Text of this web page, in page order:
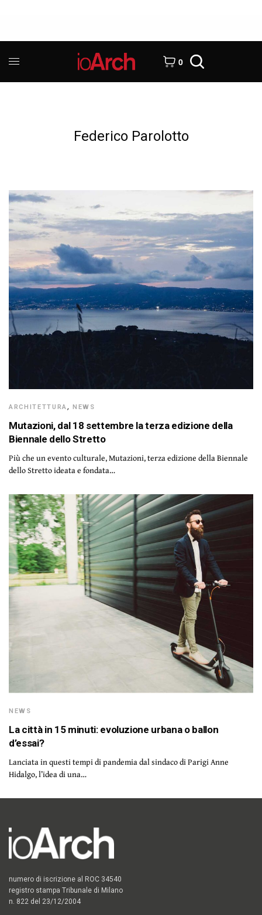
0
Federico Parolotto
ARCHITETTURA,NEWS
Mutazioni, dal 18 settembre la terza edizione della
Biennale dello Stretto
Più che un evento culturale, Mutazioni, terza edizione della Biennale
dello Stretto ideata e fondata…
NEWS
La città in 15 minuti: evoluzione urbana o ballon
d’essai?
Lanciata in questi tempi di pandemia dal sindaco di Parigi Anne
Hidalgo, l’idea di una…
numero di iscrizione al ROC 34540
registro stampa Tribunale di Milano
n. 822 del 23/12/2004